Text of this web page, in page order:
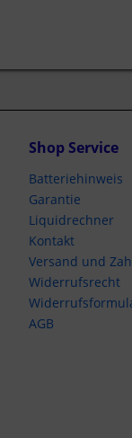
Shop Service
Batteriehinweis
Garantie
Liquidrechner
Kontakt
Versand und
Widerrufsrecht
AGB